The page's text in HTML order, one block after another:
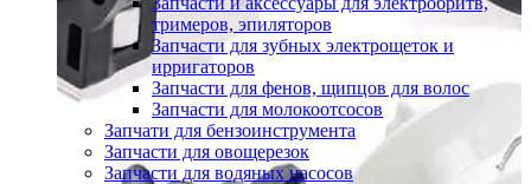
тримеров, эпиляторов
Запчасти для зубных электрощеток и
ирригаторов
Запчасти для фенов, щипцов для волос
Запчасти для молокоотсосов
Запчати для бензоинструмента
Запчасти для овощерезок
Запчасти для водяных насосов